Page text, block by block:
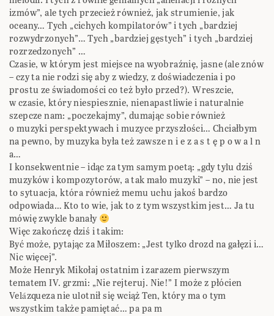
izmów”, ale tych przecież również, jak strumienie, jak
oceany… Tych „cichych kompilatorów” i tych „bardziej
rozwydrzonych”… Tych „bardziej gęstych” i tych „bardziej
rozrzedzonych” …
Czasie, w którym jest miejsce na wyobraźnię, jasne (ale znów
– czy ta nie rodzi się aby z wiedzy, z doświadczenia i po
prostu ze świadomości co też było przed?). Wreszcie,
w czasie, który niespiesznie, nienapastliwie i naturalnie
szepcze nam: „poczekajmy”, dumając sobie również
o muzyki perspektywach i muzyce przyszłości… Chciałbym
na pewno, by muzyka była też zawsze n i e z a s t ę p o w a l n
a…
I konsekwentnie – idąc za tym samym poetą: „gdy tylu dziś
muzyków i kompozytorów, a tak mało muzyki” – no, nie jest
to sytuacja, która również memu uchu jakoś bardzo
odpowiada… Kto to wie, jak to z tym wszystkim jest… Ja tu
mówię zwykle banały
Więc zakończę dziś i takim:
Być może, pytając za Miłoszem: „Jest tylko drozd na gałęzi i…
Nic więcej”.
Może Henryk Mikołaj ostatnim i zarazem pierwszym
tematem IV. grzmi: „Nie rejteruj. Nie!” I może z płócien
Velázqueza nie ulotnił się wciąż Ten, który ma o tym
wszystkim także pamiętać… pa pa m